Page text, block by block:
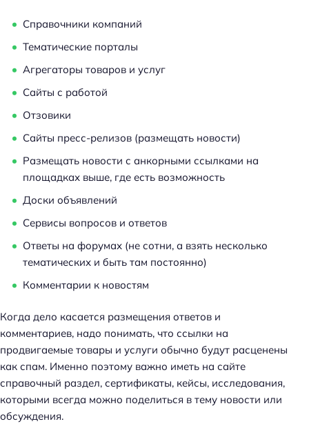
Справочники компаний
Тематические порталы
Агрегаторы товаров и услуг
Сайты с работой
Отзовики
Сайты пресс-релизов (размещать новости)
Размещать новости с анкорными ссылками на
площадках выше, где есть возможность
Доски объявлений
Сервисы вопросов и ответов
Ответы на форумах (не сотни, а взять несколько
тематических и быть там постоянно)
Комментарии к новостям
Когда дело касается размещения ответов и
комментариев, надо понимать, что ссылки на
продвигаемые товары и услуги обычно будут расценены
как спам. Именно поэтому важно иметь на сайте
справочный раздел, сертификаты, кейсы, исследования,
которыми всегда можно поделиться в тему новости или
обсуждения.